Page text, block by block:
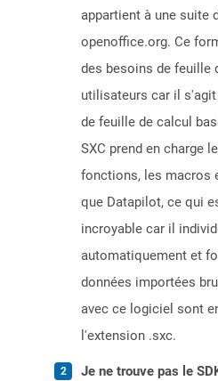
appartient à une suite
openoffice.org. Ce
des besoins de feuille
utilisateurs car il
de feuille de calcul
SXC prend en charge
fonctions, les macros
que Datapilot, ce qui
incroyable car il
automatiquement et
données importées
avec ce logiciel sont
l'extension .sxc.
Je ne trouve pas le